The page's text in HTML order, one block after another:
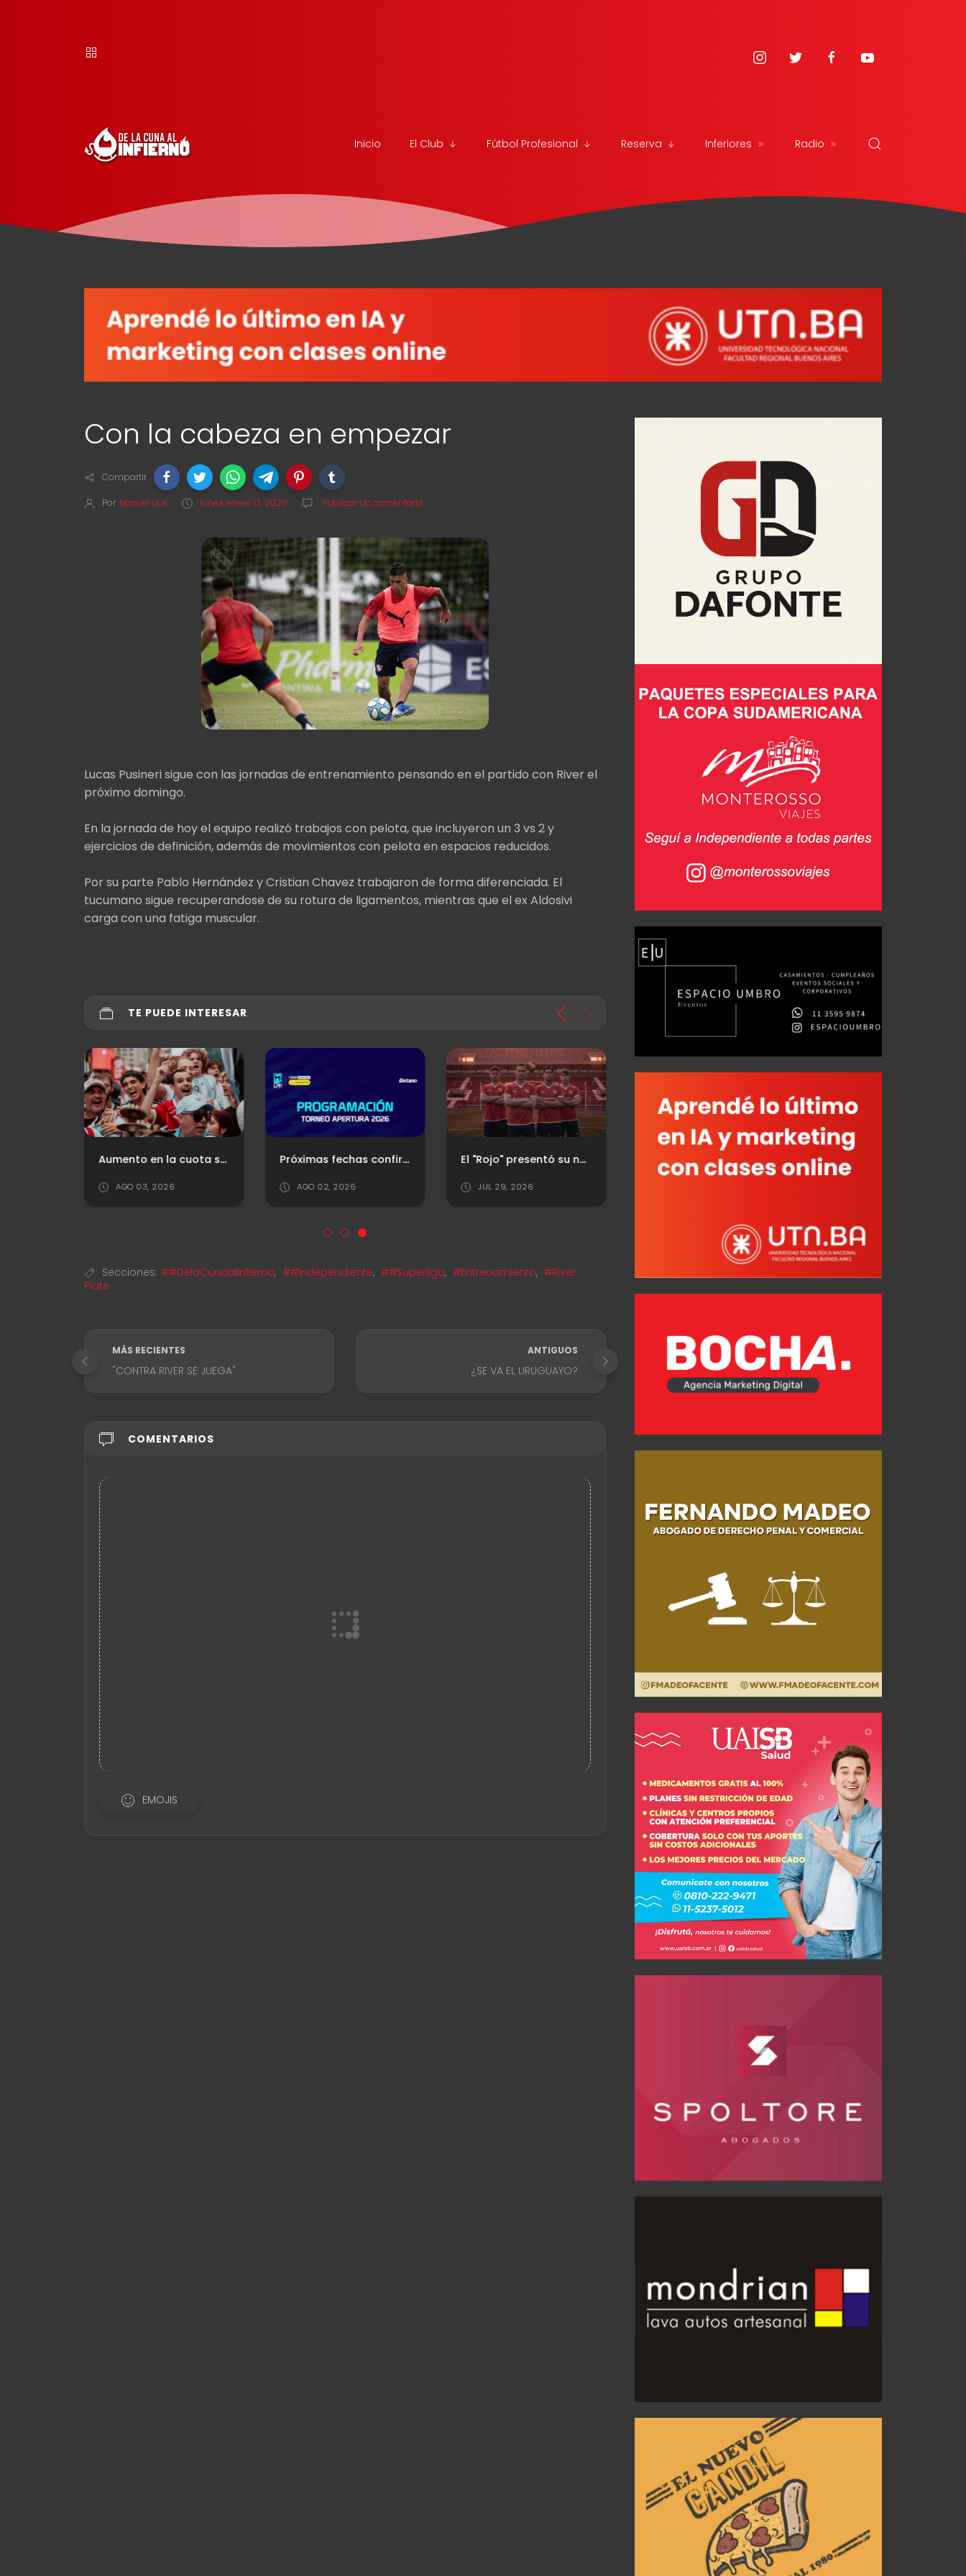
Inicio El Club Fútbol Profesional Reserva Inferiores Radio
Con la cabeza en empezar
Compartir
Por Nahuel Llull lunes, enero 13, 2020 Publicar un comentario
Lucas Pusineri sigue con las jornadas de entrenamiento pensando en el partido con River el
próximo domingo.
En la jornada de hoy el equipo realizó trabajos con pelota, que incluyeron un 3 vs 2 y
ejercicios de definición, además de movimientos con pelota en espacios reducidos.
Por su parte Pablo Hernández y Cristian Chavez trabajaron de forma diferenciada. El
tucumano sigue recuperandose de su rotura de ligamentos, mientras que el ex Aldosivi
carga con una fatiga muscular.
TE PUEDE INTERESAR
Aumento en la cuota social
AGO 03, 2026
Próximas fechas confirmadas para el "Rojo"
AGO 02, 2026
El "Rojo" presentó su nueva camiseta titular
JUL 29, 2026
Secciones: ##DelaCunaalInfierno, ##Independiente, ##Superliga, #Entrenamiento, #River
Plate
MÁS RECIENTES
"CONTRA RIVER SE JUEGA"
ANTIGUOS
¿SE VA EL URUGUAYO?
COMENTARIOS
EMOJIS